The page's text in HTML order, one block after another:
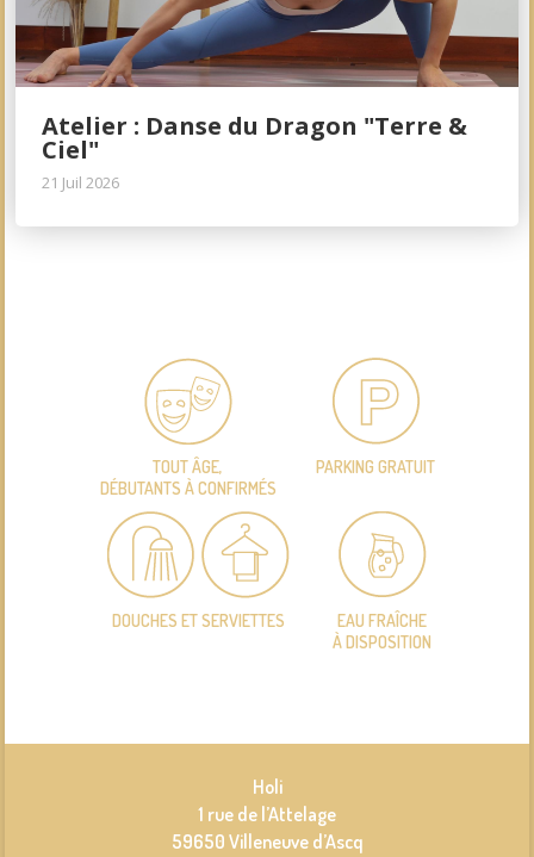
Atelier : Danse du Dragon "Terre &
Ciel"
21 Juil 2026
TOUT ÂGE,
DÉBUTANTS À CONFIRMÉS
PARKING GRATUIT
DOUCHES ET SERVIETTES
EAU FRAÎCHE
À DISPOSITION
Holi
1 rue de l’Attelage
59650 Villeneuve d’Ascq